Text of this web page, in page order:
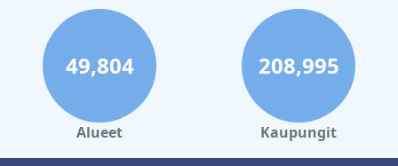
Kylpylähotellit Uusimaa
49,804
Alueet
208,995
Kaupungit